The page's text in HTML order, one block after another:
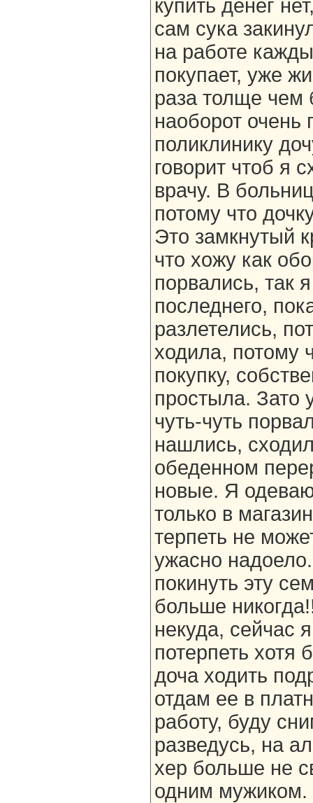
купить денег
сам сука
на работе
покупает, уже
раза толще чем
наоборот очень
поликлинику
говорит чтоб я
врачу. В
потому что
Это замкнутый
что хожу как
порвались, так
последнего,
разлетелись,
ходила, потому
покупку,
простыла. Зато
чуть-чуть
нашлись,
обеденном
новые. Я
только в
терпеть не
ужасно
покинуть эту
больше
некуда, сейчас
потерпеть хотя
доча ходить
отдам ее в
работу, буду
разведусь, на
хер больше не
одним мужиком.